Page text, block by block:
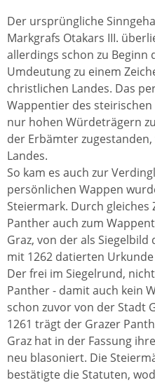
Der ursprüngliche
Markgrafs Otakars III.
allerdings schon zu Beginn
Umdeutung zu einem
christlichen Landes. Das
Wappentier des
nur hohen Würdeträgern
der Erbämter
Landes.
So kam es auch zur
persönlichen Wappen
Steiermark. Durch
Panther auch zum
Graz, von der als
mit 1262 datierten
Der frei im Siegelrund,
Panther - damit auch kein
schon zuvor von der Stadt
1261 trägt der Grazer
Graz hat in der Fassung
neu blasoniert. Die
bestätigte die Statuten,